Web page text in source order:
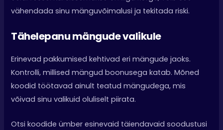
vähendada sinu mänguvõimalusi ja tekitada riski.
Tähelepanu mängude valikule
Erinevad pakkumised kehtivad eri mängude jaoks.
Kontrolli, millised mängud boonusega katab. Mõned
koodid töötavad ainult teatud mängudega, mis
võivad sinu valikuid oluliselt piirata.
Otsi koodide ümber esinevaid täiendavaid soodustusi